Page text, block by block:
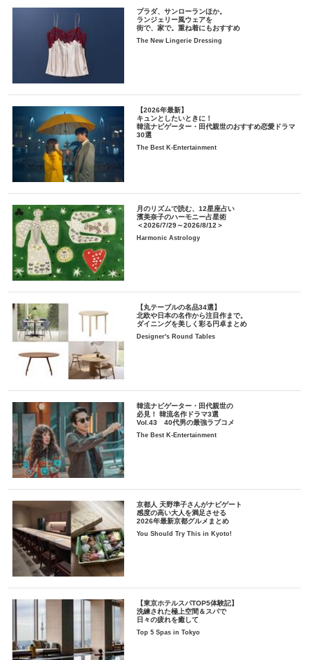
プラダ、サンローランほか。
ランジェリー風ウェアを
街で、家で。重ね着にもおすすめ
The New Lingerie Dressing
【2026年最新】
キュンとしたいときに！
韓流ナビゲーター・田代親世のおすすめ恋愛ドラマ
30選
The Best K-Entertainment
月のリズムで読む、12星座占い
濱美奈子のハーモニー占星術
＜2026/7/29～2026/8/12＞
Harmonic Astrology
【丸テーブルの名品34選】
北欧や日本の名作から注目作まで。
ダイニングを美しく彩る円卓まとめ
Designer's Round Tables
韓流ナビゲーター・田代親世の
必見！ 韓流名作ドラマ3選
Vol.43 40代男の最強ラブコメ
The Best K-Entertainment
京都人 天野準子さんがナビゲート
感度の高い大人を満足させる
2026年最新京都グルメまとめ
You Should Try This in Kyoto!
【東京ホテルスパTOP5体験記】
洗練された極上空間＆スパで
日々の疲れを癒して
Top 5 Spas in Tokyo